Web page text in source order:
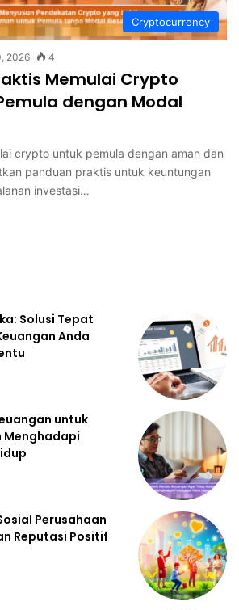
Cryptocurrency
2026 4
Memulai Crypto
dengan Modal
crypto untuk pemula dengan aman dan
panduan praktis untuk keuntungan
investasi…
Solusi Tepat
Anda
untuk
Menghadapi
Perusahaan
Reputasi Positif